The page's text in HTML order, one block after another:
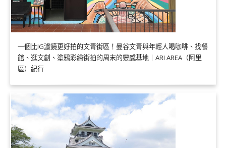
一個比IG濾鏡更好拍的文青街區！曼谷文青與年輕人喝咖啡、找餐
館、逛文創、塗鴉彩繪街拍的周末的靈感基地｜ARI AREA（阿里
區）紀行